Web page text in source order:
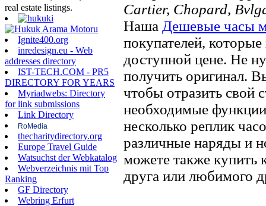
real estate listings.
Ignite400.org
inredesign.eu - Web
addresses directory
IST-TECH.COM - PR5
DIRECTORY FOR YEARS
Myriadwebs: Directory
for link submissions
Link Directory
RoMedia
thecharitydirectory.org
Europe Travel Guide
Watsuchst der Webkatalog
Webverzeichnis mit Top
Ranking
GF Directory
Webring Erfurt
Cartier, Chopard,
Наша Дешевые часы
покупателей,
доступной цене. Не
получить оригинал.
чтобы отразить свой
необходимые
несколько реплик
различные наряды и
можете также купить
друга или любимого